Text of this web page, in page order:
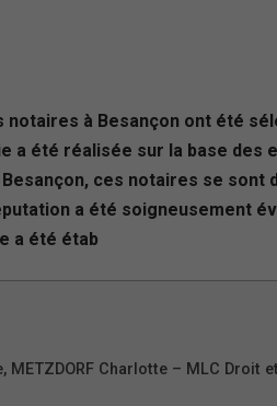
notaires à Besançon ont été
a été réalisée sur la base
ces notaires se
a été soigneusement
a été étab
Charlotte – MLC Droit